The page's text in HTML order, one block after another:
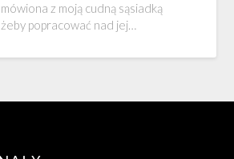
z moją cudną sąsiadką
popracować nad jej…